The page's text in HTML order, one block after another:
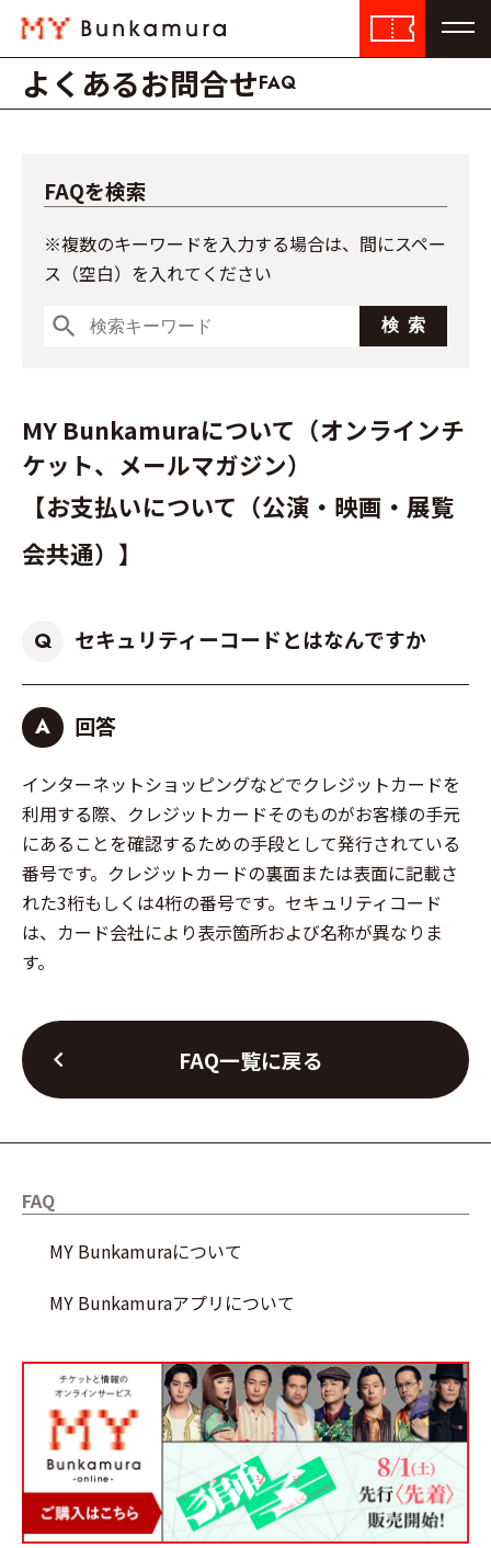
よくあるお問合せFAQ
FAQを検索
※複数のキーワードを入力する場合は、間にスペー
ス（空白）を入れてください
search
MY Bunkamuraについて（オンラインチ
ケット、メールマガジン）
【お支払いについて（公演・映画・展覧
会共通）】
Q セキュリティーコードとはなんですか
A 回答
インターネットショッピングなどでクレジットカードを
利用する際、クレジットカードそのものがお客様の手元
にあることを確認するための手段として発行されている
番号です。クレジットカードの裏面または表面に記載さ
れた3桁もしくは4桁の番号です。セキュリティコード
は、カード会社により表示箇所および名称が異なりま
す。
chevron_left FAQ一覧に戻る
FAQ
MY Bunkamuraについて
MY Bunkamuraアプリについて